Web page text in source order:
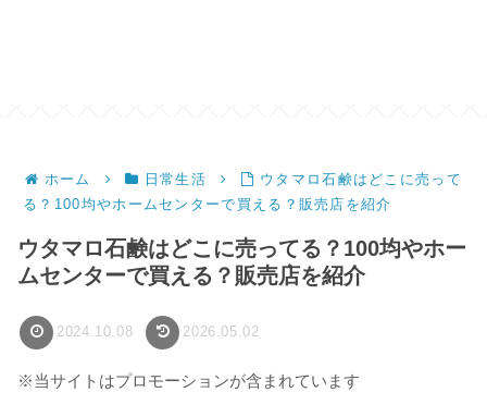
ホーム 日常生活
ウタマロ石鹸はどこに売って
る？100均やホームセンターで買える？販売店を紹介
ウタマロ石鹸はどこに売ってる？100均やホー
ムセンターで買える？販売店を紹介
2024.10.08 2026.05.02
※当サイトはプロモーションが含まれています